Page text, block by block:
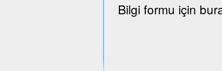
Bilgi formu için